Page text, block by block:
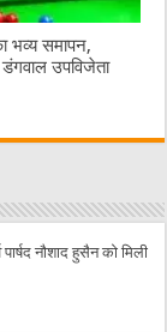
भव्य समापन,
उपविजेता
नौशाद हुसैन को मिली